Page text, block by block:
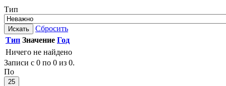
Тип
Искать
Сбросить
Тип Значение Год
Ничего не найдено
Записи с 0 по 0 из 0.
По
25